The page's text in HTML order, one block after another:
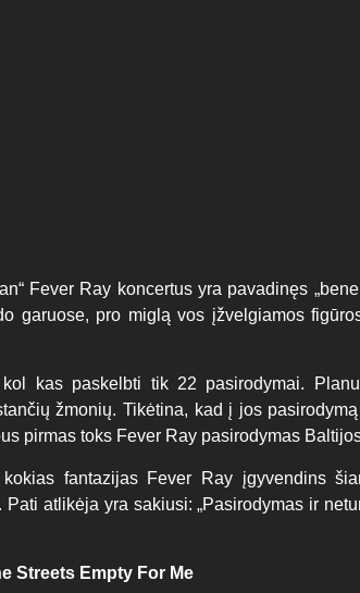
Fever Ray koncertus yra pavadinęs
garuose, pro miglą vos įžvelgiamos
kas paskelbti tik 22 pasirodymai.
žmonių. Tikėtina, kad į jos
pirmas toks Fever Ray pasirodymas
kokias fantazijas Fever Ray įgyvendins
atlikėja yra sakiusi: „Pasirodymas ir
Streets Empty For Me